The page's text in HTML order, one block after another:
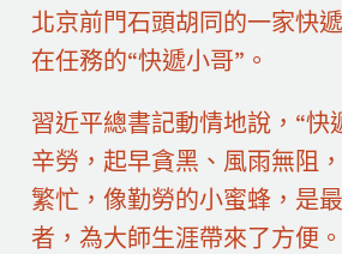
北京前門石頭胡同的一家快
在任務的“快遞小哥”。
習近平總書記動情地說，“快
辛勞，起早貪黑、風雨無阻
繁忙，像勤勞的小蜜蜂，是
者，為大師生涯帶來了方便。